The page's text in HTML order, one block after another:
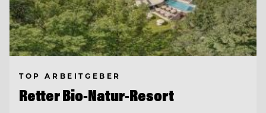
TOP ARBEITGEBER
Retter Bio-Natur-Resort